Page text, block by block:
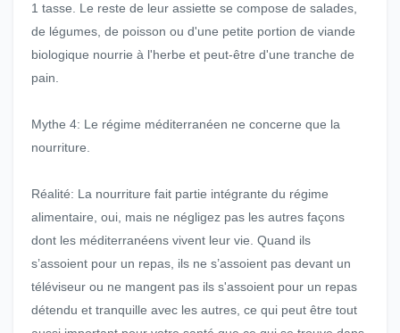
1 tasse. Le reste de leur assiette se compose de salades,
de légumes, de poisson ou d'une petite portion de viande
biologique nourrie à l'herbe et peut-être d'une tranche de
pain.
Mythe 4: Le régime méditerranéen ne concerne que la
nourriture.
Réalité: La nourriture fait partie intégrante du régime
alimentaire, oui, mais ne négligez pas les autres façons
dont les méditerranéens vivent leur vie. Quand ils
s’assoient pour un repas, ils ne s’assoient pas devant un
téléviseur ou ne mangent pas ils s'assoient pour un repas
détendu et tranquille avec les autres, ce qui peut être tout